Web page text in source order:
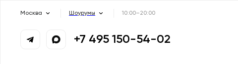
Москва Шоурумы 10:00–20:00
+7 495 150-54-02